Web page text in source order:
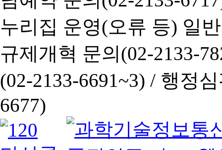
누리집 운영(오류 등) 일
규제개혁 문의(02-2133-
(02-2133-6691~3) / 행정심
6677)